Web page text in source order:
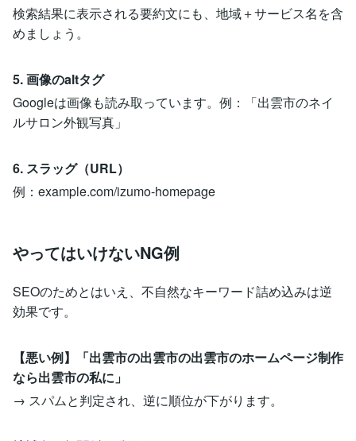
検索結果に表示される要約文にも、地域＋サービス名を含
めましょう。
5. 画像のaltタグ
Googleは画像も読み取っています。例：「出雲市のネイ
ルサロン外観写真」
6. スラッグ（URL）
例：example.com/izumo-homepage
やってはいけないNG例
SEOのためとはいえ、不自然なキーワード詰め込みは逆
効果です。
【悪い例】「出雲市の出雲市の出雲市のホームページ制作
なら出雲市の私に」
→ スパムと判定され、逆に順位が下がります。